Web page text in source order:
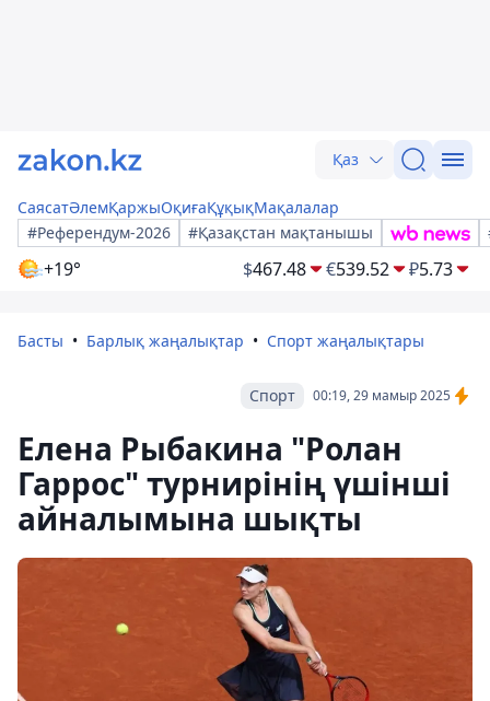
Қаз
СаясатӘлемҚаржыОқиғаҚұқықМақалалар
#Референдум-2026
#Қазақстан мақтанышы
+19° $467.48 €539.52 ₽5.73
Басты Барлық жаңалықтар Спорт жаңалықтары
00:19, 29 мамыр 2025
Спорт
Елена Рыбакина "Ролан
Гаррос" турнирінің үшінші
айналымына шықты